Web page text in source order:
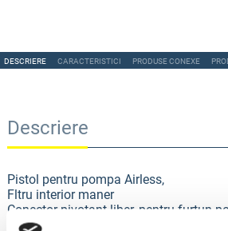
DESCRIERE CARACTERISTICI PRODUSE CONEXE
Descriere
Pistol pentru pompa Airless,
Fltru interior maner
Conector pivotant liber, pentru furtun
Include duza 517